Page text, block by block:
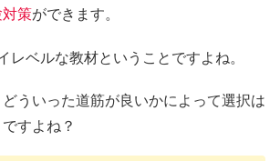
策ができます。
レベルな教材ということですよね。
ういった道筋が良いかによって選択は
すよね？